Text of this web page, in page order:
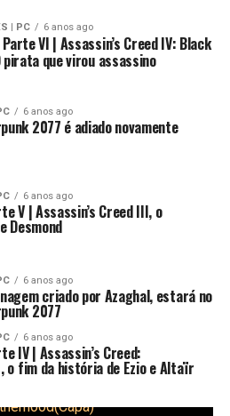
| PC 6 anos ago
VI | Assassin’s Creed IV: Black
pirata que virou assassino
6 anos ago
2077 é adiado novamente
6 anos ago
V | Assassin’s Creed III, o
Desmond
6 anos ago
criado por Azaghal, estará no
2077
6 anos ago
IV | Assassin’s Creed:
o fim da história de Ezio e Altaïr